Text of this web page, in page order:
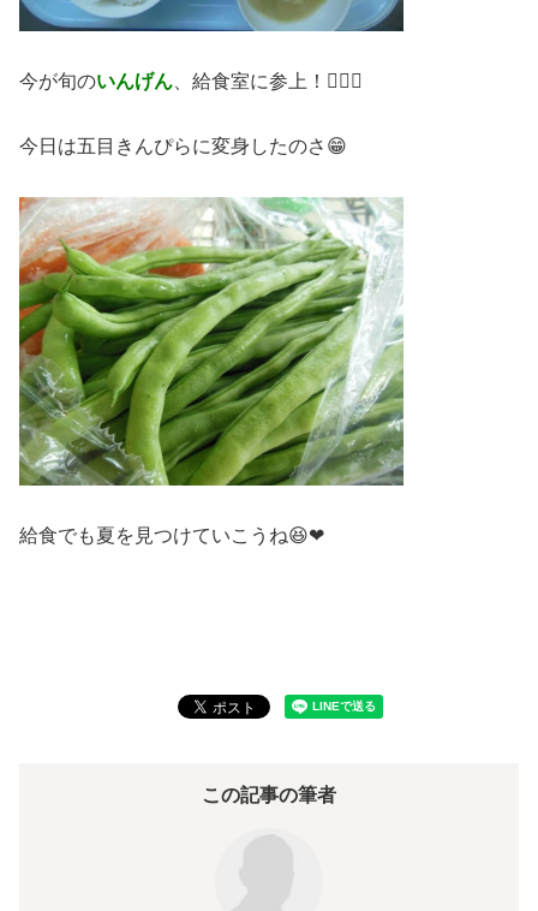
今が旬のいんげん 、給食室に参上！💁‍♂️✨
今日は五目きんぴらに変身したのさ😁
給食でも夏を見つけていこうね😆❤
この記事の筆者